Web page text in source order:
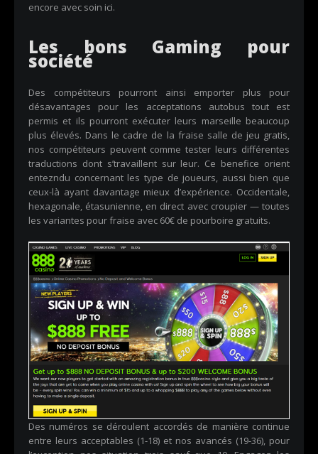
encore avec soin ici.
Les bons Gaming pour
société
Des compétiteurs pourront ainsi emporter plus pour
désavantages pour les acceptations autobus tout est
permis et ils pourront exécuter leurs marseille beaucoup
plus élevés. Dans le cadre de la fraise salle de jeu gratis,
nos compétiteurs peuvent comme tester leurs différentes
traductions dont s’travaillent sur leur. Ce benefice orient
entezndu concernant les type de joueurs, aussi bien que
ceux-là ayant davantage mieux d’expérience. Occidentale,
hexagonale, étasunienne, en direct avec croupier — toutes
les variantes pour fraise avec 60€ de pourboire gratuits.
Des numéros se déroulent accordés de manière continue
entre leurs acceptables (1-18) et nos avancés (19-36), pour